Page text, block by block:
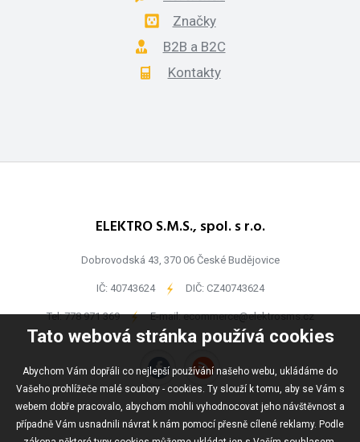
Tato webová stránka používá cookies
Abychom Vám dopřáli co nejlepší používání našeho webu, ukládáme do
Vašeho prohlížeče malé soubory - cookies. Ty slouží k tomu, aby se Vám s
webem dobře pracovalo, abychom mohli vyhodnocovat jeho návštěvnost a
případně Vám usnadnili návrat k nám pomocí přesně cílené reklamy. Podle
Značky
B2B a B2C
Kontakty
ELEKTRO S.M.S., spol. s r.o.
Dobrovodská 43, 370 06 České Budějovice
IČ: 40743624 - DIČ: CZ40743624
Tel:778 971 369 - E-mail:ecommerce@elektrosms.cz